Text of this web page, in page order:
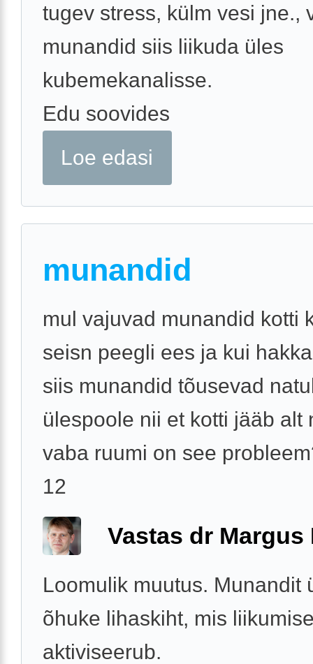
tugev stress, külm vesi jne.,
munandid siis liikuda üles
kubemekanalisse.
Edu soovides
Loe edasi
munandid
mul vajuvad munandid kotti
seisn peegli ees ja kui
siis munandid tõusevad
ülespoole nii et kotti jääb alt
vaba ruumi on see
12
Vastas dr Margus
Loomulik muutus. Munandit
õhuke lihaskiht, mis
aktiviseerub.